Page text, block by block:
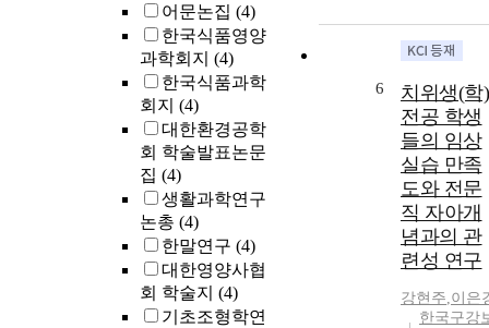
어문논집 (4)
한국식품영양
과학회지 (4)
한국식품과학
회지 (4)
대한환경공학
회 학술발표논문
집 (4)
생활과학연구
논총 (4)
한말연구 (4)
대한영양사협
회 학술지 (4)
기초조형학연
6
치위생(학)
전공 학생
들의 임상
실습 만족
도와 전문
직 자아개
념과의 관
련성 연구
강현주,이은
한국구강